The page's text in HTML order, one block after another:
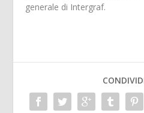
generale di Intergraf.